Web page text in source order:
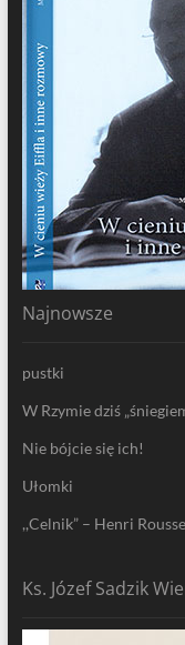
Najnowsze
pustki
W Rzymie dziś
Nie bójcie się ich!
Ułomki
,,Celnik” – Henri
Ks. Józef Sadzik